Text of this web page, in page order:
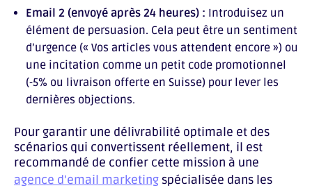
Email 2 (envoyé après 24 heures) : Introduisez un
élément de persuasion. Cela peut être un sentiment
d’urgence (« Vos articles vous attendent encore ») ou
une incitation comme un petit code promotionnel
(-5% ou livraison offerte en Suisse) pour lever les
dernières objections.
Pour garantir une délivrabilité optimale et des
scénarios qui convertissent réellement, il est
recommandé de confier cette mission à une
agence d’email marketing spécialisée dans les